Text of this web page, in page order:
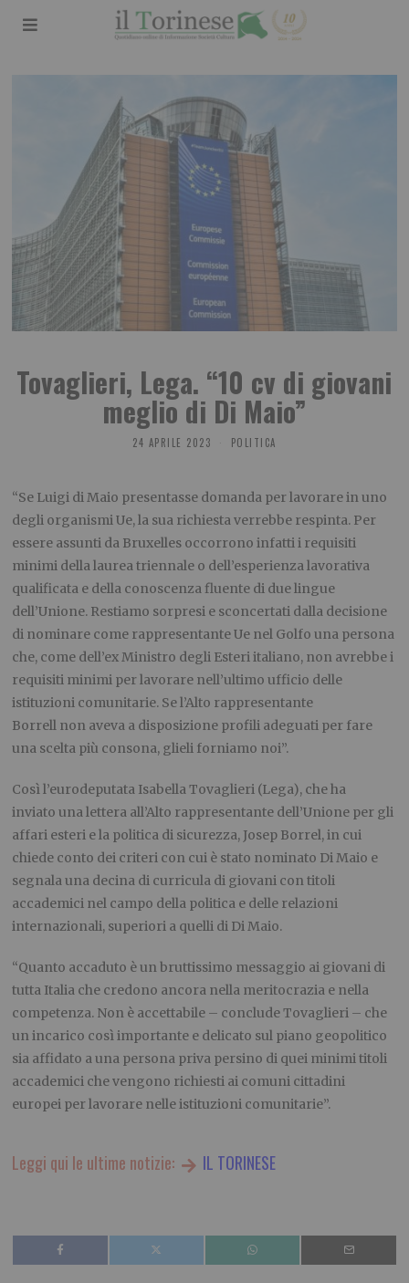
Tovaglieri, Lega. “10 cv di giovani
meglio di Di Maio”
24 APRILE 2023 POLITICA
“Se Luigi di Maio presentasse domanda per lavorare in uno
degli organismi Ue, la sua richiesta verrebbe respinta. Per
essere assunti da Bruxelles occorrono infatti i requisiti
minimi della laurea triennale o dell’esperienza lavorativa
qualificata e della conoscenza fluente di due lingue
dell’Unione. Restiamo sorpresi e sconcertati dalla decisione
di nominare come rappresentante Ue nel Golfo una persona
che, come dell’ex Ministro degli Esteri italiano, non avrebbe i
requisiti minimi per lavorare nell’ultimo ufficio delle
istituzioni comunitarie. Se l’Alto rappresentante
Borrell non aveva a disposizione profili adeguati per fare
una scelta più consona, glieli forniamo noi”.
Così l’eurodeputata Isabella Tovaglieri (Lega), che ha
inviato una lettera all’Alto rappresentante dell’Unione per gli
affari esteri e la politica di sicurezza, Josep Borrel, in cui
chiede conto dei criteri con cui è stato nominato Di Maio e
segnala una decina di curricula di giovani con titoli
accademici nel campo della politica e delle relazioni
internazionali, superiori a quelli di Di Maio.
“Quanto accaduto è un bruttissimo messaggio ai giovani di
tutta Italia che credono ancora nella meritocrazia e nella
competenza. Non è accettabile – conclude Tovaglieri – che
un incarico così importante e delicato sul piano geopolitico
sia affidato a una persona priva persino di quei minimi titoli
accademici che vengono richiesti ai comuni cittadini
europei per lavorare nelle istituzioni comunitarie”.
Leggi qui le ultime notizie: IL TORINESE